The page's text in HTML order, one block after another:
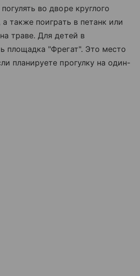
во дворе круглого
также поиграть в петанк или
траве. Для детей в
площадка "Фрегат". Это место
планируете прогулку на один-